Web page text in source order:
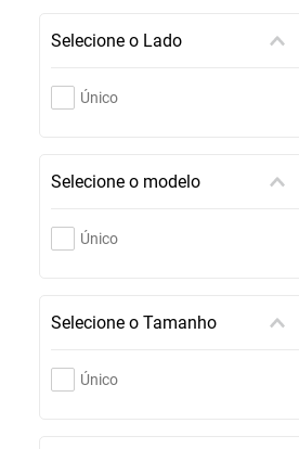
Selecione o Lado
Único
Selecione o modelo
Único
Selecione o Tamanho
Único